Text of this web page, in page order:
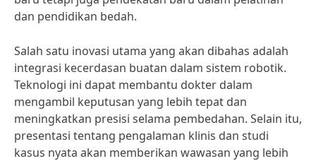
dan pendidikan bedah.
Salah satu inovasi utama yang akan dibahas adalah
integrasi kecerdasan buatan dalam sistem robotik.
Teknologi ini dapat membantu dokter dalam
mengambil keputusan yang lebih tepat dan
meningkatkan presisi selama pembedahan. Selain itu,
presentasi tentang pengalaman klinis dan studi
kasus nyata akan memberikan wawasan yang lebih